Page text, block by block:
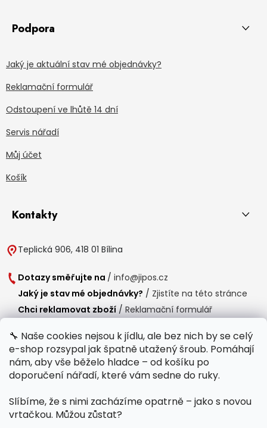
🔧 Naše cookies nejsou k jídlu, ale bez nich by se celý
e-shop rozsypal jak špatně utažený šroub. Pomáhají
nám, aby vše běželo hladce – od košíku po
doporučení nářadí, které vám sedne do ruky.
Slíbíme, že s nimi zacházíme opatrně – jako s novou
vrtačkou. Můžou zůstat?
Podpora
Jaký je aktuální stav mé objednávky?
Reklamační formulář
Odstoupení ve lhůtě 14 dní
Servis nářadí
Můj účet
Košík
Kontakty
Teplická 906, 418 01 Bílina
Dotazy směřujte na / info@jipos.cz
Jaký je stav mé objednávky? / Zjistíte na této stránce
Chci reklamovat zboží / Reklamační formulář
Provozní doba
Po-Čt / 8:00 - 15:00
Polední přestávka /11:00 - 11:30